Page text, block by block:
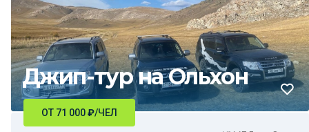
Джип-тур на Ольхон
ОТ 71 000₽/ЧЕЛ